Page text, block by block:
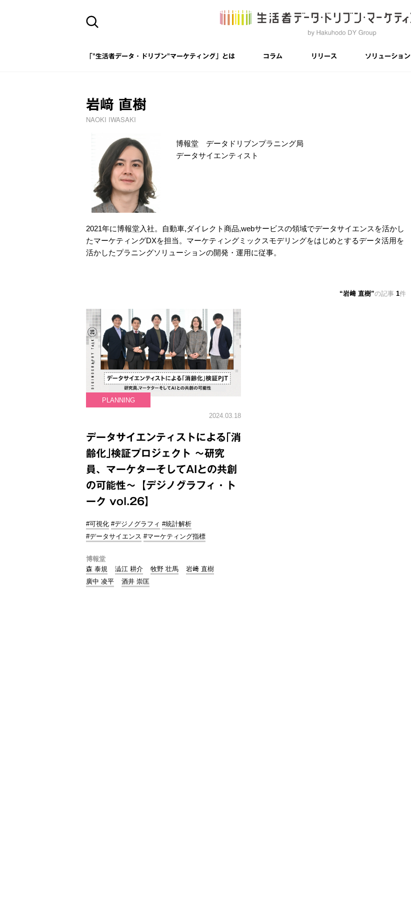
「"生活者データ・ドリブン"マーケティング」とは コラム リリース ソリューション
岩﨑 直樹
NAOKI IWASAKI
博報堂 データドリブンプラニング局
データサイエンティスト
2021年に博報堂入社。自動車,ダイレクト商品,webサービスの領域でデータサイエンスを活かし
たマーケティングDXを担当。マーケティングミックスモデリングをはじめとするデータ活用を
活かしたプラニングソリューションの開発・運用に従事。
岩﨑 直樹 の記事 1件
PLANNING
2024.03.18
データサイエンティストによる｢消
齢化｣検証プロジェクト ～研究
員、マーケターそしてAIとの共創
の可能性～【デジノグラフィ・ト
ーク vol.26】
#可視化 #デジノグラフィ #統計解析
#データサイエンス #マーケティング指標
博報堂
森 泰規
澁江 耕介 牧野 壮馬
岩﨑 直樹
廣中 凌平
酒井 崇匡